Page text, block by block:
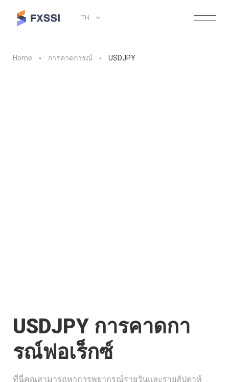
TH
Home การคาดการณ์ USDJPY
USDJPY การคาดกา
รณ์ฟอเร็กซ์
ที่นี่คุณสามารถหาการพยากรณ์รายวันและรายสัปดาห์